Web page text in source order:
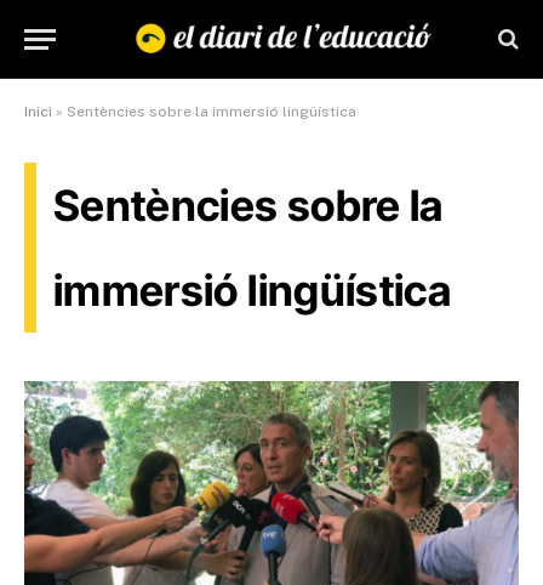
Inici » Sentències sobre la immersió lingüística
Sentències sobre la
immersió lingüística